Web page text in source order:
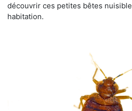
découvrir ces petites bêtes
habitation.